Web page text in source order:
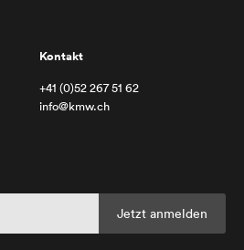
Kontakt
+41 (0)52 267 51 62
info@kmw.ch